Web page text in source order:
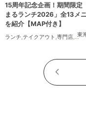
15周年記念企画！期間限定
まるランチ2026」全13メ
を紹介【MAP付き】
ランチ,テイクアウト ,専門店,ち